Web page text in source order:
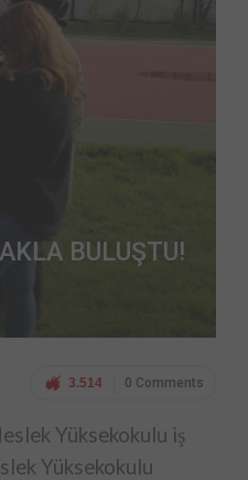
BULUŞTU!
0 Comments
3.514
Yüksekokulu iş
Yüksekokulu